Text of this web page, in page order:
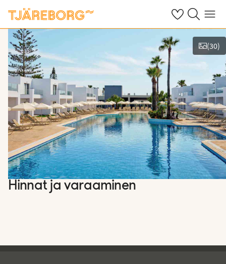
OmatHaku Valikko
Näytä kuvia
(30)
Hinnat ja varaaminen